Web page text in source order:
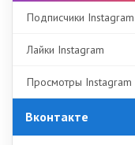
Подписчики Instagram
Лайки Instagram
Просмотры Instagram
Вконтакте